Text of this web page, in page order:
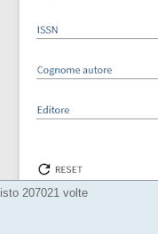
207021 volte